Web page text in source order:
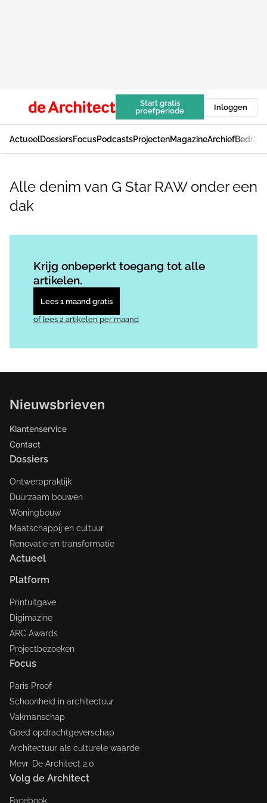
Start gratis
proefperiode
Inloggen
ActueelDossiersFocusPodcastsProjectenMagazineArchief
Alle denim van G Star RAW onder een
dak
Krijg onbeperkt toegang tot alle
artikelen.
Lees 1 maand gratis
of lees 2 artikelen per maand
Nieuwsbrieven
Klantenservice
Contact
Dossiers
Ontwerppraktijk
Duurzaam bouwen
Woningbouw
Maatschappij en cultuur
Renovatie en transformatie
Actueel
Platform
Printuitgave
Digimazine
ARC Awards
Projectbezoeken
Focus
Paris Proof
Schoonheid in architectuur
Vakmanschap
Goed opdrachtgeverschap
Architectuur als culturele waarde
Mevr. De Architect 2.0
Volg de Architect
Facebook